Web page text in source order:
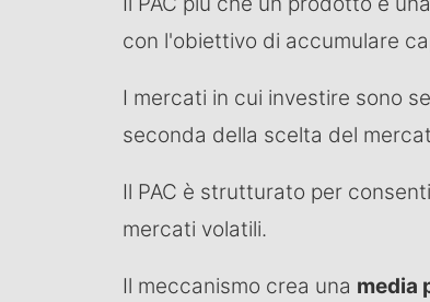
con l'obiettivo di accumulare
I mercati in cui investire sono
seconda della scelta del
Il PAC è strutturato per
mercati volatili.
Il meccanismo crea una media